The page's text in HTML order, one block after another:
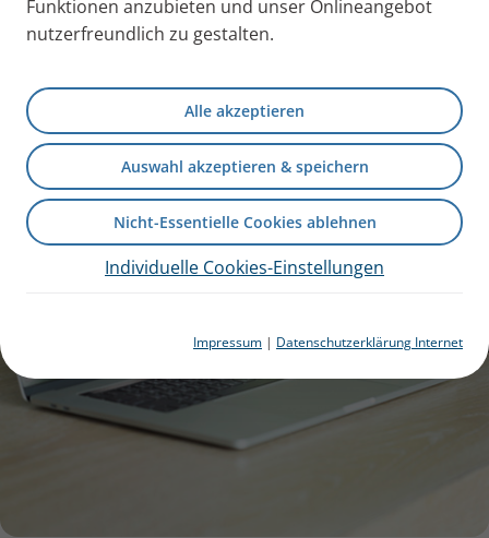
Funktionen anzubieten und unser Onlineangebot
nutzerfreundlich zu gestalten.
Alle akzeptieren
Auswahl akzeptieren & speichern
Nicht-Essentielle Cookies ablehnen
Individuelle Cookies-Einstellungen
Impressum | Datenschutzerklärung Internet